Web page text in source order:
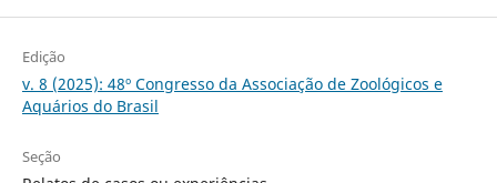
Edição
v. 8 (2025): 48º Congresso da Associação de Zoológicos e
Aquários do Brasil
Seção